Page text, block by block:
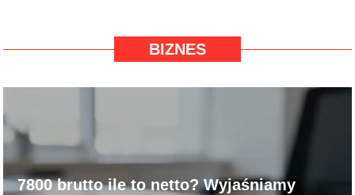
BIZNES
7800 brutto ile to netto? Wyjaśniamy